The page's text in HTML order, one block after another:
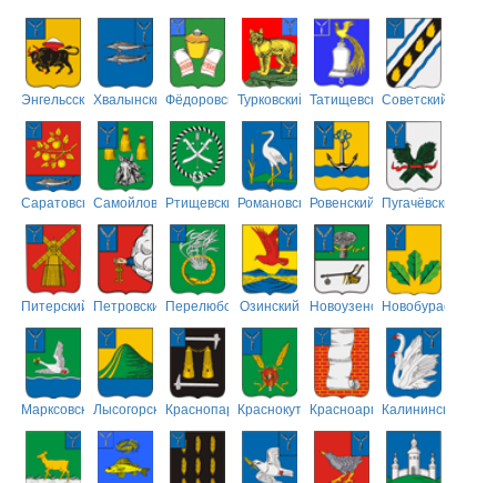
ЭнгельсскийХвалынскийФёдоровскийТурковский ТатищевскийСоветский
СаратовскийСамойловскийРтищевскийРомановскийРовенский Пугачёвский
Питерский ПетровскийПерелюбскийОзинский НовоузенскийНовобурасский
МарксовскийЛысогорскийКраснопартизанский
КраснокутскийКрасноармейский
Калининский